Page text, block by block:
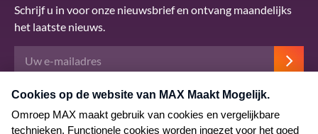
Schrijf u in voor onze nieuwsbrief en ontvang maandelijks
het laatste nieuws.
Deze site wordt beschermd door reCAPTCHA en het Googleprivacybeleid.
servicevoorwaarden